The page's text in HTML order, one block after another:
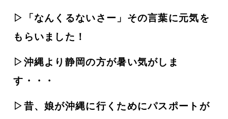
▷「なんくるないさー」その言葉に元気を
もらいました！
▷沖縄より静岡の方が暑い気がしま
す・・・
▷昔、娘が沖縄に行くためにパスポートが